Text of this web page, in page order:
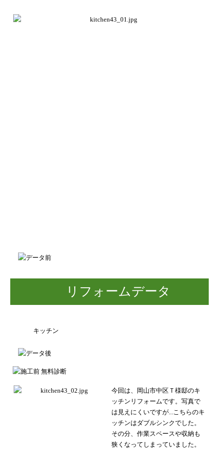
リフォームデータ
キッチン
今回は、岡山市中区Ｔ様邸のキ
ッチンリフォームです。 写真で
は見えにくいですが...こちらのキ
ッチンはダブルシンクでした。
その分、作業スペースや収納も
狭くなってしまっていました。